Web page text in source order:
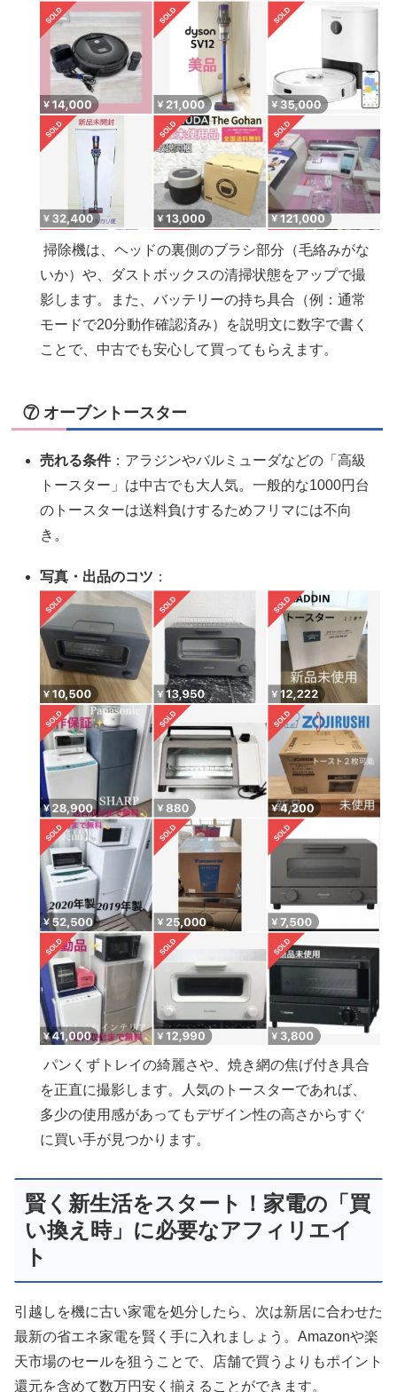
掃除機は、ヘッドの裏側のブラシ部分（毛絡みがな
いか）や、ダストボックスの清掃状態をアップで撮
影します。また、バッテリーの持ち具合（例：通常
モードで20分動作確認済み）を説明文に数字で書く
ことで、中古でも安心して買ってもらえます。
⑦ オーブントースター
売れる条件：アラジンやバルミューダなどの「高級
トースター」は中古でも大人気。一般的な1000円台
のトースターは送料負けするためフリマには不向
き。
写真・出品のコツ ：
パンくずトレイの綺麗さや、焼き網の焦げ付き具合
を正直に撮影します。人気のトースターであれば、
多少の使用感があってもデザイン性の高さからすぐ
に買い手が見つかります。
賢く新生活をスタート！家電の「買
い換え時」に必要なアフィリエイ
ト
引越しを機に古い家電を処分したら、次は新居に合わせた
最新の省エネ家電を賢く手に入れましょう。Amazonや楽
天市場のセールを狙うことで、店舗で買うよりもポイント
還元を含めて数万円安く揃えることができます。